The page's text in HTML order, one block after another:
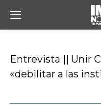
Entrevista || Unir
«debilitar a las